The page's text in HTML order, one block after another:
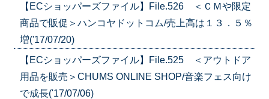
【ECショッパーズファイル】File.526 ＜ＣＭや限定
商品で販促＞ハンコヤドットコム/売上高は１３．５％
増('17/07/20)
【ECショッパーズファイル】File.525 ＜アウトドア
用品を販売＞CHUMS ONLINE SHOP/音楽フェス向け
で成長('17/07/06)